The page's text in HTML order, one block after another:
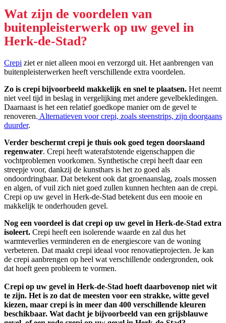
Wat zijn de voordelen van
buitenpleisterwerk op uw gevel in
Herk-de-Stad?
Crepi ziet er niet alleen mooi en verzorgd uit. Het aanbrengen van
buitenpleisterwerken heeft verschillende extra voordelen.
Zo is crepi bijvoorbeeld makkelijk en snel te plaatsen. Het neemt
niet veel tijd in beslag in vergelijking met andere gevelbekledingen.
Daarnaast is het een relatief goedkope manier om de gevel te
renoveren. Alternatieven voor crepi, zoals steenstrips, zijn doorgaans
duurder.
Verder beschermt crepi je thuis ook goed tegen doorslaand
regenwater. Crepi heeft waterafstotende eigenschappen die
vochtproblemen voorkomen. Synthetische crepi heeft daar een
streepje voor, dankzij de kunsthars is het zo goed als
ondoordringbaar. Dat betekent ook dat groenaanslag, zoals mossen
en algen, of vuil zich niet goed zullen kunnen hechten aan de crepi.
Crepi op uw gevel in Herk-de-Stad betekent dus een mooie en
makkelijk te onderhouden gevel.
Nog een voordeel is dat crepi op uw gevel in Herk-de-Stad extra
isoleert. Crepi heeft een isolerende waarde en zal dus het
warmteverlies verminderen en de energiescore van de woning
verbeteren. Dat maakt crepi ideaal voor renovatieprojecten. Je kan
de crepi aanbrengen op heel wat verschillende ondergronden, ook
dat hoeft geen probleem te vormen.
Crepi op uw gevel in Herk-de-Stad hoeft daarbovenop niet wit
te zijn. Het is zo dat de meesten voor een strakke, witte gevel
kiezen, maar crepi is in meer dan 400 verschillende kleuren
beschikbaar. Wat dacht je bijvoorbeeld van een grijsblauwe